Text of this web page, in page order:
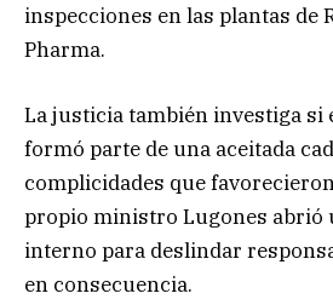
inspecciones en las plantas de
Pharma.
La justicia también investiga si
formó parte de una aceitada
complicidades que
propio ministro Lugones abrió
interno para deslindar
en consecuencia.